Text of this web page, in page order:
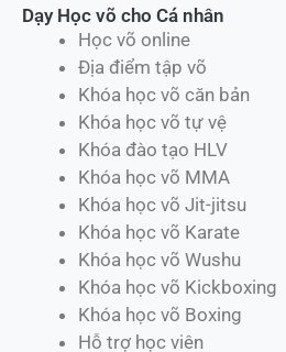
Dạy Học võ cho Cá nhân
Học võ online
Địa điểm tập võ
Khóa học võ căn bản
Khóa học võ tự vệ
Khóa đào tạo HLV
Khóa học võ MMA
Khóa học võ Jit-jitsu
Khóa học võ Karate
Khóa học võ Wushu
Khóa học võ Kickboxing
Khóa học võ Boxing
Hỗ trợ học viên